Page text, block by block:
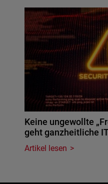
Keine ungewollte
geht ganzheitliche
Artikel lesen